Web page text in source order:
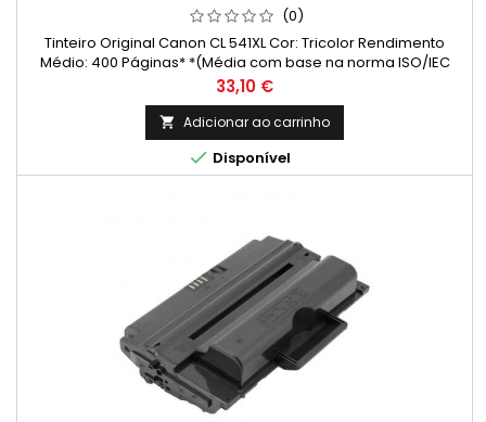
(0)
Tinteiro Original Canon CL 541XL Cor: Tricolor Rendimento
Médio: 400 Páginas* *(Média com base na norma ISO/IEC
24711 e impressão contínua. O rendimento real varia
consideravelmente com base no conteúdo das páginas
impressas e noutros factores.)
Preço
33,10 €
 Adicionar ao carrinho
 Disponível